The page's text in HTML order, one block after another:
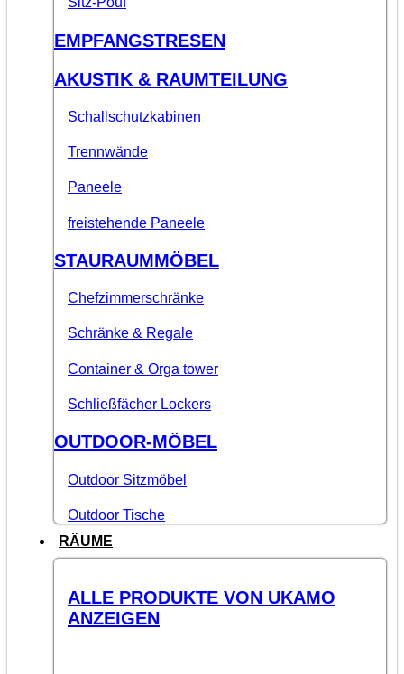
EMPFANGSTRESEN
AKUSTIK & RAUMTEILUNG
Schallschutzkabinen
Trennwände
Paneele
freistehende Paneele
STAURAUMMÖBEL
Chefzimmerschränke
Schränke & Regale
Container & Orga tower
Schließfächer Lockers
OUTDOOR-MÖBEL
Outdoor Sitzmöbel
Outdoor Tische
RÄUME
ALLE PRODUKTE VON UKAMO
ANZEIGEN